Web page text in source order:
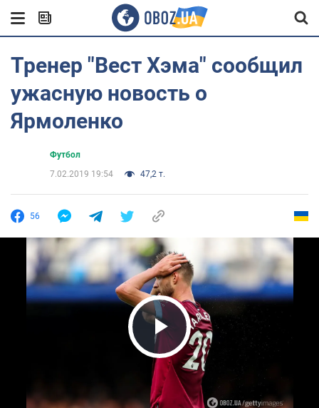
Тренер "Вест Хэма" сообщил
ужасную новость о
Ярмоленко
Футбол
7.02.2019 19:54
47,2 т.
56
Play Video